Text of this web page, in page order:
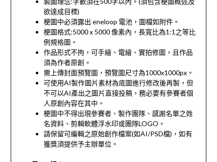
欲達成目標)
梗圖中必須露出 eneloop 電池，圖檔如附件。
梗圖格式:5000 x 5000 像素內，長寬比為1:1之等比
例規格圖。
作品形式不拘，可手繪、電繪、實拍修圖，且作品
須為作者原創。
需上傳封面預覽圖，預覽圖尺寸為1000x1000px。
可使用AI製作圖片素材為底圖進行修改後再製，但
不可以AI產出之圖片直接投稿，務必要有參賽者個
人原創內容在其中。
梗圖中不得出現參賽者、製作團隊、感謝名單之姓
名資料、剪輯軟體浮水印或團隊LOGO。
請保留可編輯之原始創作檔案(如AI/PSD檔)，如有
獲獎須提供予主辦單位。